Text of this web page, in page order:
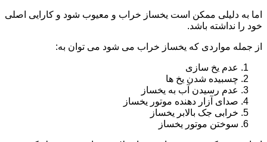
اما به دلیلی ممکن است یخساز خراب و معیوب شود و کارایی اصلی
خود را نداشته باشد.
از جمله مواردی که یخساز خراب می شود می توان به:
عدم یخ سازی
چسبیده شدن یخ ها
عدم رسیدن آب به یخساز
صدای آزار دهنده موتور یخساز
خرابی جک بالابر یخساز
سوختن موتور یخساز